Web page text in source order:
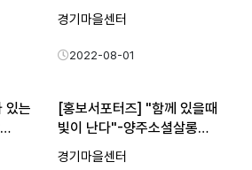
경기마을센터
2022-08-01
있는
…
[홍보서포터즈] "함께 있을때
빛이 난다"-양주소셜살롱…
경기마을센터